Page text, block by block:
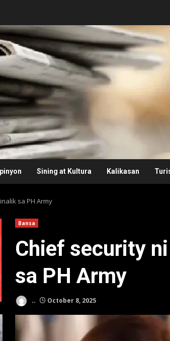
Sining at Kultura Kalikasan
sa PH Army
Bansa
Chief security
sa PH Army
.. October 8, 2025